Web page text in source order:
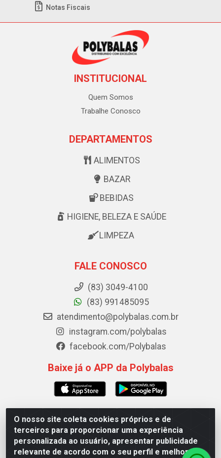
O nosso site coleta cookies próprios e de
terceiros para proporcionar uma experiência
personalizada ao usuário, apresentar publicidade
relevante de acordo com o seu perfil e melhorar a
Notas Fiscais
INSTITUCIONAL
Quem Somos
Trabalhe Conosco
DEPARTAMENTOS
ALIMENTOS
BAZAR
BEBIDAS
HIGIENE, BELEZA E SAÚDE
LIMPEZA
FALE CONOSCO
(83) 3049-4100
(83) 991485095
atendimento@polybalas.com.br
instagram.com/polybalas
facebook.com/Polybalas
Baixe já o APP da Polybalas
Polybalas - Rua João Miguel de Souza, 173 Galpão B -
Ernesto Geisel, João Pessoa/PB - CEP 58.075-075 - CNPJ
00.909.327/0002-61